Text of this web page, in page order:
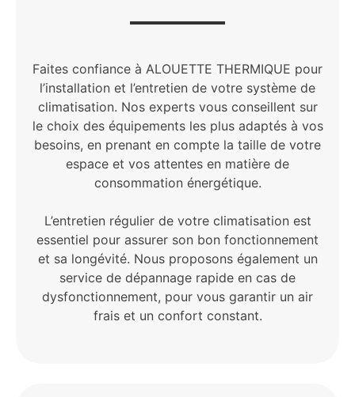
Faites confiance à ALOUETTE THERMIQUE pour
l’installation et l’entretien de votre système de
climatisation. Nos experts vous conseillent sur
le choix des équipements les plus adaptés à vos
besoins, en prenant en compte la taille de votre
espace et vos attentes en matière de
consommation énergétique.
L’entretien régulier de votre climatisation est
essentiel pour assurer son bon fonctionnement
et sa longévité. Nous proposons également un
service de dépannage rapide en cas de
dysfonctionnement, pour vous garantir un air
frais et un confort constant.